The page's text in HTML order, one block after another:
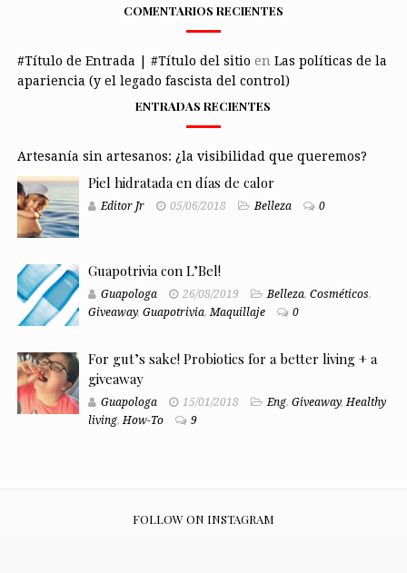
COMENTARIOS RECIENTES
#Título de Entrada | #Título del sitio en Las políticas de la
apariencia (y el legado fascista del control)
ENTRADAS RECIENTES
Artesanía sin artesanos: ¿la visibilidad que queremos?
Piel hidratada en días de calor
Editor Jr 05/06/2018 Belleza 0
Guapotrivia con L’Bel!
Guapologa 26/08/2019 Belleza, Cosméticos,
Giveaway, Guapotrivia,Maquillaje 0
For gut’s sake! Probiotics for a better living + a
giveaway
Guapologa 15/01/2018 Eng, Giveaway,Healthy
living,How-To 9
FOLLOW ON INSTAGRAM